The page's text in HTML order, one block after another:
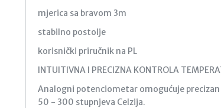
mjerica sa bravom 3m
stabilno postolje
korisnički priručnik na PL
INTUITIVNA I PRECIZNA KONTROLA
Analogni potenciometar omogućuje
50 - 300 stupnjeva Celzija.